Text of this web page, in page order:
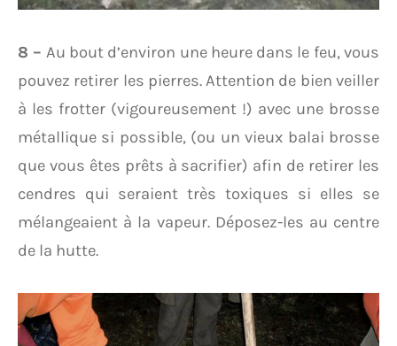
8 – Au bout d’environ une heure dans le feu, vous
pouvez retirer les pierres. Attention de bien veiller
à les frotter (vigoureusement !) avec une brosse
métallique si possible, (ou un vieux balai brosse
que vous êtes prêts à sacrifier) afin de retirer les
cendres qui seraient très toxiques si elles se
mélangeaient à la vapeur. Déposez-les au centre
de la hutte.